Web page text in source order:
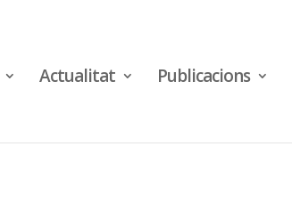
Actualitat Publicacions